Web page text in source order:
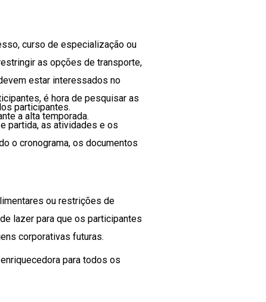
curso de especialização ou
as opções de transporte,
estar interessados no
é hora de pesquisar as
participantes.
a alta temporada.
partida, as atividades e os
o cronograma, os documentos
ou restrições de
lazer para que os participantes
corporativas futuras.
para todos os